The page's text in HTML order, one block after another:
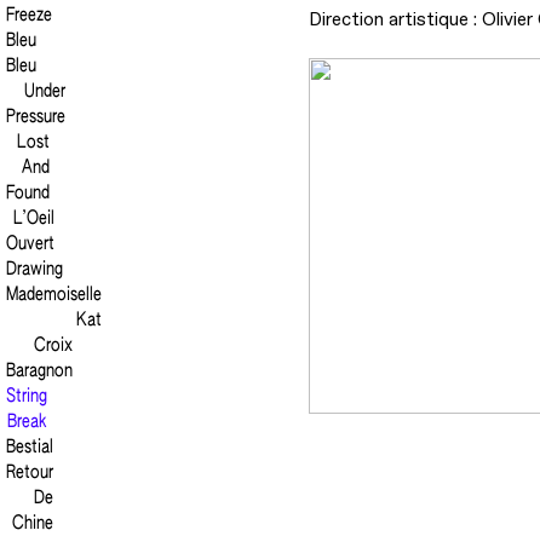
Freeze
Bleu
Bleu
Under
Pressure
Lost
And
Found
L’Oeil
Ouvert
Drawing
Mademoiselle
Kat
Croix
Baragnon
String
Break
Bestial
Retour
De
Chine
Direction artistique : Olivier